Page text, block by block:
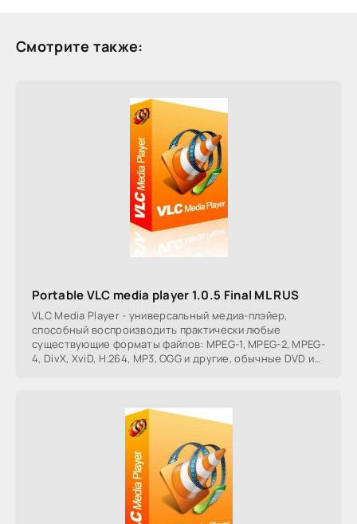
Смотрите также:
Portable VLC media player 1.0.5 Final ML RUS
VLC Media Player - универсальный медиа-плэйер,
способный воспроизводить практически любые
существующие форматы файлов: MPEG-1, MPEG-2, MPEG-
4, DivX, XviD, H.264, MP3, OGG и другие, обычные DVD и